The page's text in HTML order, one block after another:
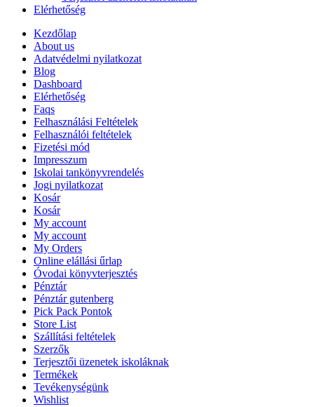
Elérhetőség
Kezdőlap
About us
Adatvédelmi nyilatkozat
Blog
Dashboard
Elérhetőség
Faqs
Felhasználási Feltételek
Felhasználói feltételek
Fizetési mód
Impresszum
Iskolai tankönyvrendelés
Jogi nyilatkozat
Kosár
Kosár
My account
My account
My Orders
Online elállási űrlap
Óvodai könyvterjesztés
Pénztár
Pénztár gutenberg
Pick Pack Pontok
Store List
Szállítási feltételek
Szerzők
Terjesztői üzenetek iskoláknak
Termékek
Tevékenységünk
Wishlist